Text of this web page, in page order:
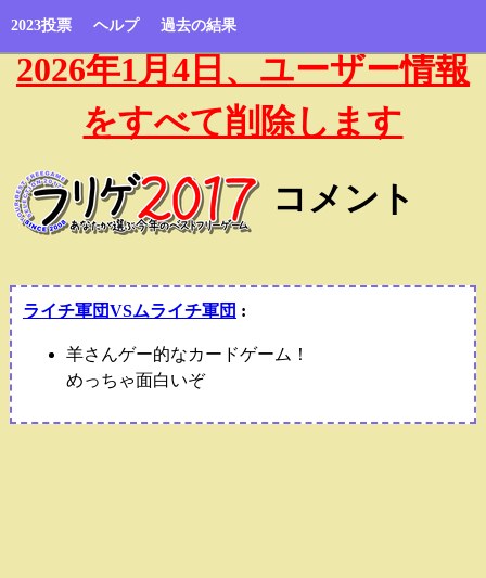
2023投票 ヘルプ 過去の結果
2026年1月4日、ユーザー情報
をすべて削除します
コメント
ライチ軍団VSムライチ軍団 :
羊さんゲー的なカードゲーム！
めっちゃ面白いぞ